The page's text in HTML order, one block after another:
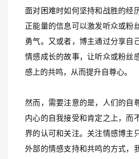
面对困难时如何坚持和战胜的经
正能量的信息可以激发听众或粉
勇气。又或者，博主通过分享自
情感成长的故事，让听众或粉丝
感上的共鸣，从而提升自尊心。
然而，需要注意的是，人们的自
内心的自我接受和肯定之上，而
界的认可和关注。关注情感博主
外部的情感支持和共鸣的方式，